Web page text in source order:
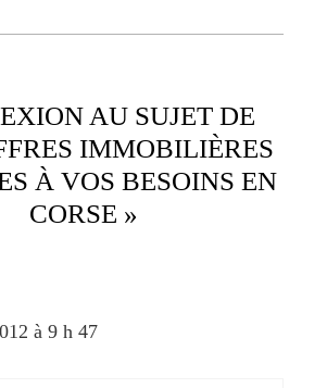
AU SUJET DE
IMMOBILIÈRES
À VOS BESOINS EN
CORSE »
à 9 h 47